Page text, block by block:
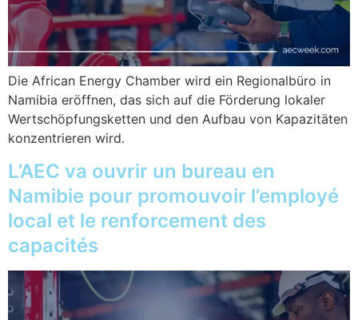
Die African Energy Chamber wird ein Regionalbüro in
Namibia eröffnen, das sich auf die Förderung lokaler
Wertschöpfungsketten und den Aufbau von Kapazitäten
konzentrieren wird.
L’AEC va ouvrir un bureau en
Namibie pour promouvoir l’employé
local et le renforcement des
capacités